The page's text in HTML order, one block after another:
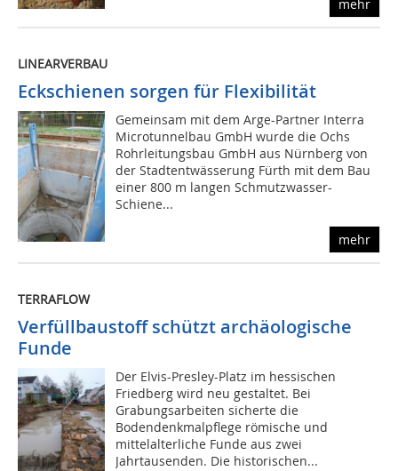
mehr
LINEARVERBAU
Eckschienen sorgen für Flexibilität
Gemeinsam mit dem Arge-Partner Interra
Microtunnelbau GmbH wurde die Ochs
Rohrleitungsbau GmbH aus Nürnberg von
der Stadtentwässerung Fürth mit dem Bau
einer 800 m langen Schmutzwasser-
Schiene...
mehr
TERRAFLOW
Verfüllbaustoff schützt archäologische
Funde
Der Elvis-Presley-Platz im hessischen
Friedberg wird neu gestaltet. Bei
Grabungsarbeiten sicherte die
Bodendenkmalpflege römische und
mittelalterliche Funde aus zwei
Jahrtausenden. Die historischen...